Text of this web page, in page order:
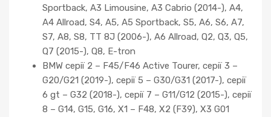
Sportback, A3 Limousine, A3 Cabrio (2014-), A4,
A4 Allroad, S4, A5, A5 Sportback, S5, A6, S6, A7,
S7, A8, S8, TT 8J (2006-), A6 Allroad, Q2, Q3, Q5,
Q7 (2015-), Q8, E-tron
BMW серії 2 – F45/F46 Active Tourer, серії 3 –
G20/G21 (2019-), серії 5 – G30/G31 (2017-), серії
6 gt – G32 (2018-), серії 7 – G11/G12 (2015-), серії
8 – G14, G15, G16, X1 – F48, X2 (F39), X3 G01